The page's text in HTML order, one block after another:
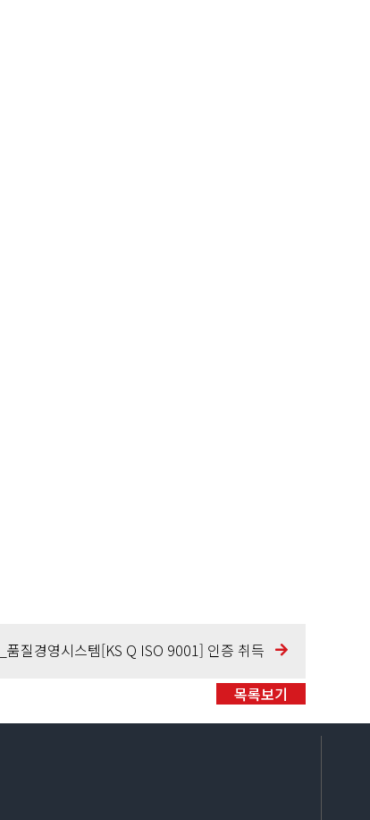
질경영시스템[KS Q ISO 9001] 인증 취득
목록보기